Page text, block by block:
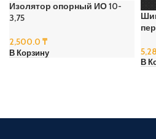
Изолятор опорный ИО 10-
3,75
2,500.0 ₸
В Корзину
В